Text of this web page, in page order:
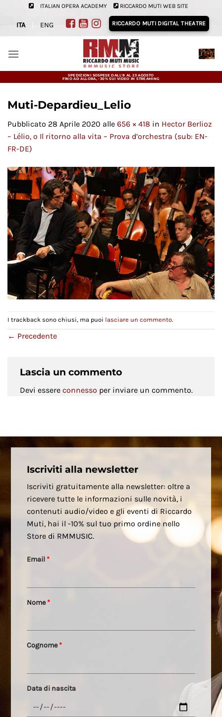
contenuti
ITALIAN OPERA ACADEMY RICCARDO MUTI WEB SITE
ITA ENG RICCARDO MUTI DIGITAL THEATRE
SPEDIZIONI SOSPESE DALL'8 AL 23 AGOSTO
FINO AD ALLORA, -30% SUI VIDEO IN STREAMING
Muti-Depardieu_Lelio
Pubblicato 28 Aprile 2020 alle 656 × 418 in Hector Berlioz
– Lélio, o Il ritorno alla vita – Prova d’orchestra (sub: EN-
FR-DE)
I trackback sono chiusi, ma puoi lasciare un commento.
← Precedente
Lascia un commento
Devi essere connesso per inviare un commento.
Iscriviti alla newsletter
Iscriviti gratuitamente alla newsletter: oltre a
ricevere tutte le informazioni sulle novità, i
contenuti audio/video e gli eventi di Riccardo
Muti, hai il -10% sul tuo primo ordine nello
Store di RMMUSIC.
Email *
Nome*
Cognome*
Data di nascita